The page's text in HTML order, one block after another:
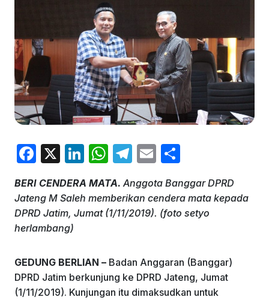
F
c
e
b
o
k
X
Li
k
e
W
at
s
p
T
e
gr
E
ai
l
ar
e
BERI CENDERA MATA. Anggota Banggar DPRD
Jateng M Saleh memberikan cendera mata kepada
DPRD Jatim, Jumat (1/11/2019). (foto setyo
herlambang)
GEDUNG BERLIAN – Badan Anggaran (Banggar)
DPRD Jatim berkunjung ke DPRD Jateng, Jumat
(1/11/2019). Kunjungan itu dimaksudkan untuk